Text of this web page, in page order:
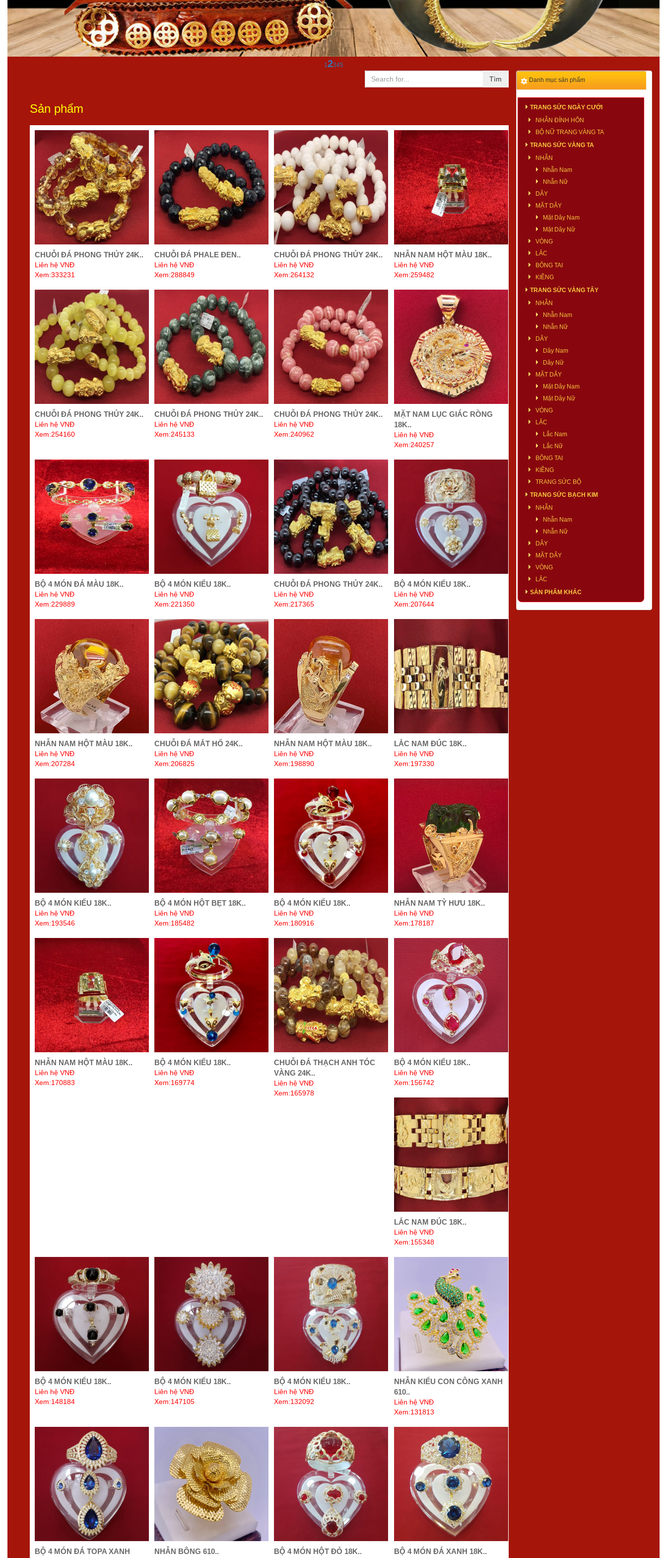
12345
Sản phẩm
CHUỖI ĐÁ PHONG THỦY 24K..
Liên hệ VNĐ
Xem:333231
CHUỖI ĐÁ PHALE ĐEN..
Liên hệ VNĐ
Xem:288849
CHUỖI ĐÁ PHONG THỦY 24K..
Liên hệ VNĐ
Xem:264132
NHẪN NAM HỘT MÀU 18K..
Liên hệ VNĐ
Xem:259482
CHUỖI ĐÁ PHONG THỦY 24K..
Liên hệ VNĐ
Xem:254160
CHUỖI ĐÁ PHONG THỦY 24K..
Liên hệ VNĐ
Xem:245133
CHUỖI ĐÁ PHONG THỦY 24K..
Liên hệ VNĐ
Xem:240962
MẶT NAM LỤC GIÁC RỒNG
18K..
Liên hệ VNĐ
Xem:240257
BỘ 4 MÓN ĐÁ MÀU 18K..
Liên hệ VNĐ
Xem:229889
BỘ 4 MÓN KIỂU 18K..
Liên hệ VNĐ
Xem:221350
CHUỖI ĐÁ PHONG THỦY 24K..
Liên hệ VNĐ
Xem:217365
BỘ 4 MÓN KIỂU 18K..
Liên hệ VNĐ
Xem:207644
NHẪN NAM HỘT MÀU 18K..
Liên hệ VNĐ
Xem:207284
CHUỖI ĐÁ MẮT HỔ 24K..
Liên hệ VNĐ
Xem:206825
NHẪN NAM HỘT MÀU 18K..
Liên hệ VNĐ
Xem:198890
LẮC NAM ĐÚC 18K..
Liên hệ VNĐ
Xem:197330
BỘ 4 MÓN KIỂU 18K..
Liên hệ VNĐ
Xem:193546
BỘ 4 MÓN HỘT BẸT 18K..
Liên hệ VNĐ
Xem:185482
BỘ 4 MÓN KIỂU 18K..
Liên hệ VNĐ
Xem:180916
NHẪN NAM TỲ HƯU 18K..
Liên hệ VNĐ
Xem:178187
NHẪN NAM HỘT MÀU 18K..
Liên hệ VNĐ
Xem:170883
BỘ 4 MÓN KIỂU 18K..
Liên hệ VNĐ
Xem:169774
CHUỖI ĐÁ THẠCH ANH TÓC
VÀNG 24K..
Liên hệ VNĐ
Xem:165978
BỘ 4 MÓN KIỂU 18K..
Liên hệ VNĐ
Xem:156742
LẮC NAM ĐÚC 18K..
Liên hệ VNĐ
Xem:155348
BỘ 4 MÓN KIỂU 18K..
Liên hệ VNĐ
Xem:148184
BỘ 4 MÓN KIỂU 18K..
Liên hệ VNĐ
Xem:147105
BỘ 4 MÓN KIỂU 18K..
Liên hệ VNĐ
Xem:132092
NHẪN KIỂU CON CÔNG XANH
610..
Liên hệ VNĐ
Xem:131813
BỘ 4 MÓN ĐÁ TOPA XANH
NHẪN BÔNG 610.. BỘ 4 MÓN HỘT ĐỎ 18K.. BỘ 4 MÓN ĐÁ XANH 18K..
Danh mục sản phẩm
TRANG SỨC NGÀY CƯỚI
NHẪN ĐÍNH HÔN
BỘ NỮ TRANG VÀNG TA
TRANG SỨC VÀNG TA
NHẪN
Nhẫn Nam
Nhẫn Nữ
DÂY
MẶT DÂY
Mặt Dây Nam
Mặt Dây Nữ
VÒNG
LẮC
BÔNG TAI
KIỀNG
TRANG SỨC VÀNG TÂY
NHẪN
Nhẫn Nam
Nhẫn Nữ
DÂY
Dây Nam
Dây Nữ
MẶT DÂY
Mặt Dây Nam
Mặt Dây Nữ
VÒNG
LẮC
Lắc Nam
Lắc Nữ
BÔNG TAI
KIỀNG
TRANG SỨC BỘ
TRANG SỨC BẠCH KIM
NHẪN
Nhẫn Nam
Nhẫn Nữ
DÂY
MẶT DÂY
VÒNG
LẮC
SẢN PHẨM KHÁC